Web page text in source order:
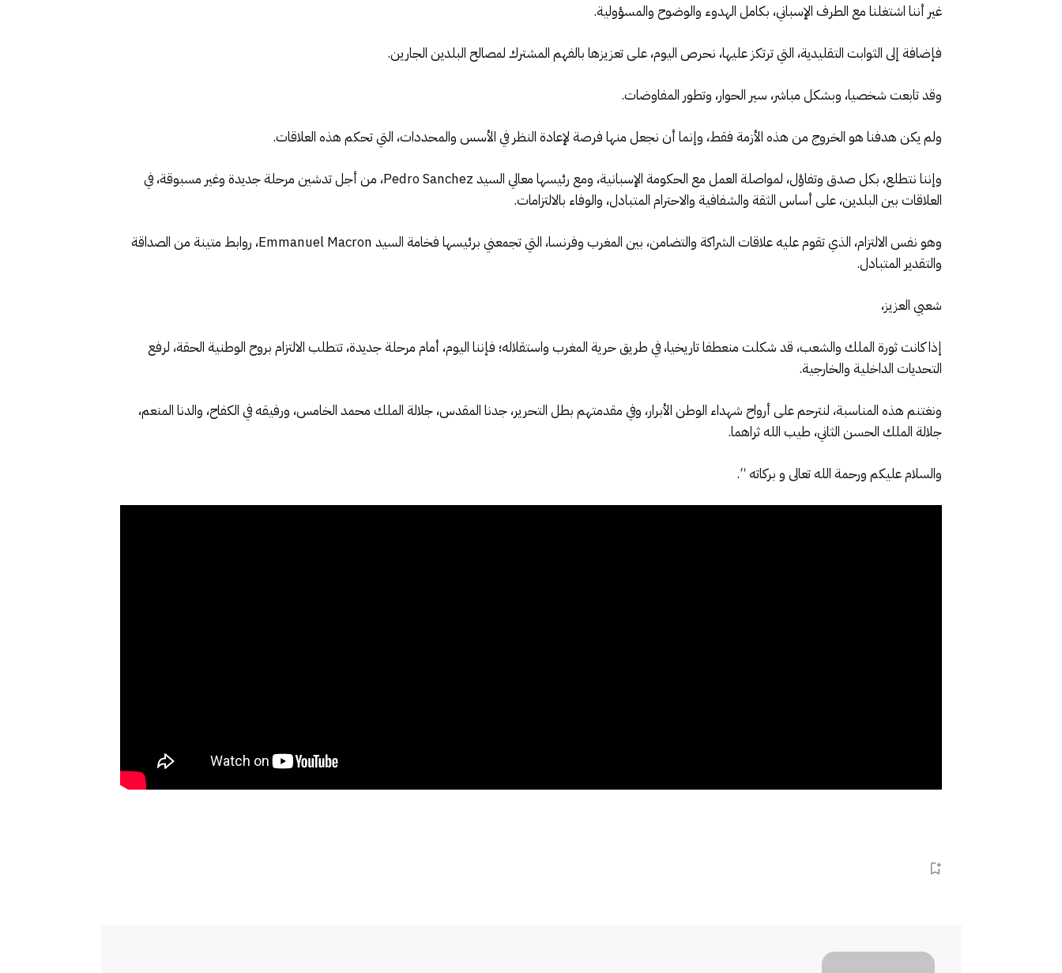
غير أننا اشتغلنا مع الطرف الإسباني، بكامل الهدوء والوضوح والمسؤولية.
فإضافة إلى الثوابت التقليدية، التي ترتكز عليها، نحرص اليوم، على تعزيزها بالفهم المشترك لمصالح البلدين الجارين.
وقد تابعت شخصيا، وبشكل مباشر، سير الحوار، وتطور المفاوضات.
ولم يكن هدفنا هو الخروج من هذه الأزمة فقط، وإنما أن نجعل منها فرصة لإعادة النظر في الأسس والمحددات، التي تحكم هذه العلاقات.
وإننا نتطلع، بكل صدق وتفاؤل، لمواصلة العمل مع الحكومة الإسبانية، ومع رئيسها معالي السيد Pedro Sanchez، من أجل تدشين مرحلة جديدة وغير مسبوقة، في
العلاقات بين البلدين، على أساس الثقة والشفافية والاحترام المتبادل، والوفاء بالالتزامات.
وهو نفس الالتزام، الذي تقوم عليه علاقات الشراكة والتضامن، بین المغرب وفرنسا، التي تجمعني برئيسها فخامة السيد Emmanuel Macron، روابط متينة من الصداقة
والتقدير المتبادل.
شعبي العزيز،
إذا كانت ثورة الملك والشعب، قد شكلت منعطفا تاريخيا، في طريق حرية المغرب واستقلاله؛ فإننا اليوم، أمام مرحلة جديدة، تتطلب الالتزام بروح الوطنية الحقة، لرفع
التحديات الداخلية والخارجية.
ونغتنم هذه المناسبة، لنترحم على أرواح شهداء الوطن الأبرار، وفي مقدمتهم بطل التحرير، جدنا المقدس، جلالة الملك محمد الخامس، ورفيقه في الكفاح، والدنا المنعم،
جلالة الملك الحسن الثاني، طيب الله ثراهما.
والسلام عليكم ورحمة الله تعالى و بركاته “.